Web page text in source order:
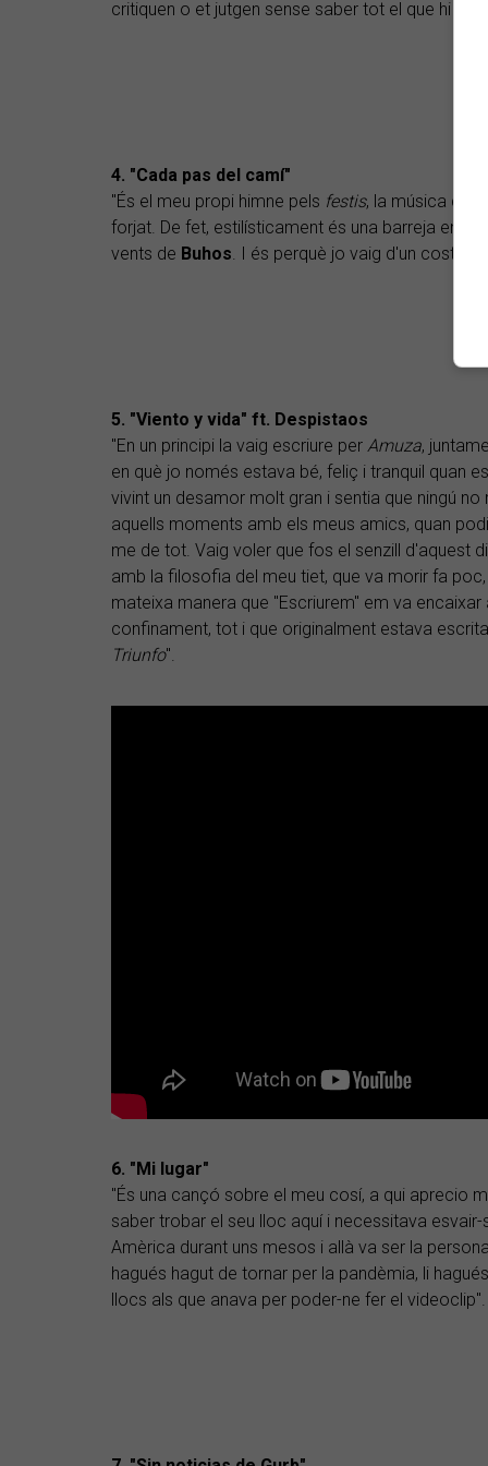
critiquen o et jutgen sense saber tot el que hi
4. "Cada pas del camí"
"És el meu propi himne pels festis, la música que
forjat. De fet, estilísticament és una barreja
vents de Buhos. I és perquè jo vaig d'un costat a
5. "Viento y vida" ft. Despistaos
"En un principi la vaig escriure per Amuza,
en què jo només estava bé, feliç i tranquil quan
vivint un desamor molt gran i sentia que ningú
aquells moments amb els meus amics, quan
me de tot. Vaig voler que fos el senzill d'aquest
amb la filosofia del meu tiet, que va morir fa
mateixa manera que "Escriurem" em va
confinament, tot i que originalment estava
Triunfo".
6. "Mi lugar"
"És una cançó sobre el meu cosí, a qui aprecio
saber trobar el seu lloc aquí i necessitava
Amèrica durant uns mesos i allà va ser la
hagués hagut de tornar per la pandèmia, li
llocs als que anava per poder-ne fer el videoclip".